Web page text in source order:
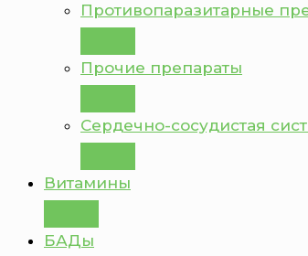
Противопаразитарные
Прочие препараты
Сердечно-сосудистая
Витамины
БАДы